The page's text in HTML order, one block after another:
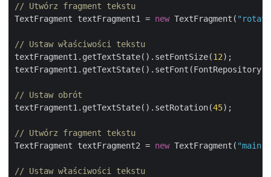
// Utwórz fragment tekstu
TextFragment textFragment1 = new TextFragment(
// Ustaw właściwości tekstu
textFragment1.getTextState().setFontSize(12);
// Ustaw obrót
textFragment1.getTextState().setRotation(45);
// Utwórz fragment tekstu
TextFragment textFragment2 = new TextFragment( "main
// Ustaw właściwości tekstu